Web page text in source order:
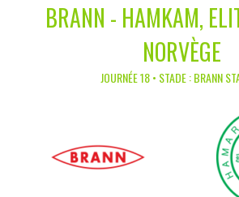
BRANN - HAMKAM,
NORVÈGE
JOURNÉE 18 • STADE : BRANN